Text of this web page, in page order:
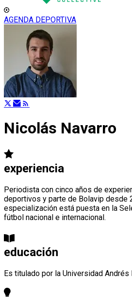
AGENDA DEPORTIVA
Nicolás Navarro
experiencia
Periodista con cinco años de
deportivos y parte de Bolavip desde
especialización está puesta en la
fútbol nacional e internacional.
educación
Es titulado por la Universidad Andrés